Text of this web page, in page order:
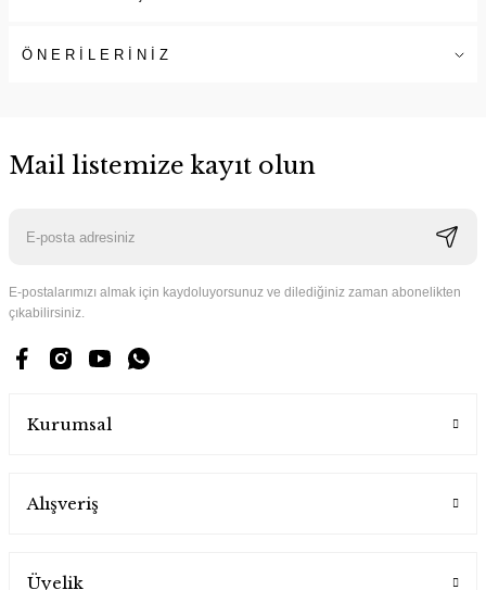
ÖNERİLERİNİZ
Mail listemize kayıt olun
E-postalarımızı almak için kaydoluyorsunuz ve dilediğiniz zaman abonelikten
çıkabilirsiniz.
Kurumsal
Alışveriş
Üyelik